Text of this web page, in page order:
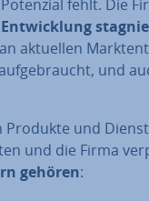
fehlt. Die
Ent­wick­lung
aktuellen
und
Produkte und
und die Firma
gehören: